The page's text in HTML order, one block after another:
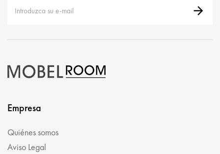
Empresa
Quiénes somos
Aviso Legal